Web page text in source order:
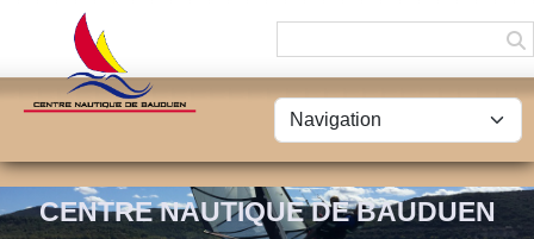
CENTRE NAUTIQUE DE BAUDUEN
Panneau de gestion des cookies